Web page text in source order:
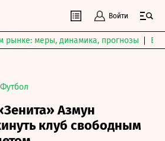
Войти
рынке: меры, динамика, прогнозы
Футбол
Азмун
клуб свободным